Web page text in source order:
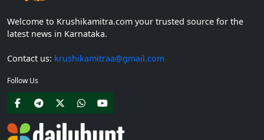
Welcome to Krushikamitra.com your trusted source for the
latest news in Karnataka.
Contact us: krushikamitraa@gmail.com
Follow Us